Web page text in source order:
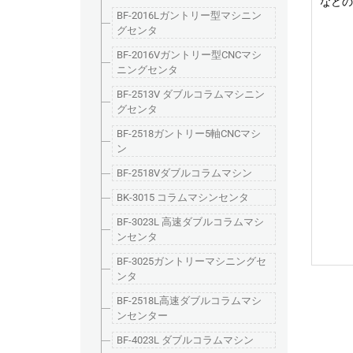
BF-2016Lガントリー型マシニン
グセンタ
BF-2016Vガントリー型CNCマシ
ニングセンタ
BF-2513V ダブルコラムマシニン
グセンタ
BF-2518ガントリー5軸CNCマシ
ン
BF-2518Vダブルコラムマシン
BK-3015 コラムマシンセンタ
BF-3023L 高速ダブルコラムマシ
ンセンタ
BF-3025ガントリーマシニングセ
ンタ
BF-2518L高速ダブルコラムマシ
ンセンター
BF-4023L ダブルコラムマシン